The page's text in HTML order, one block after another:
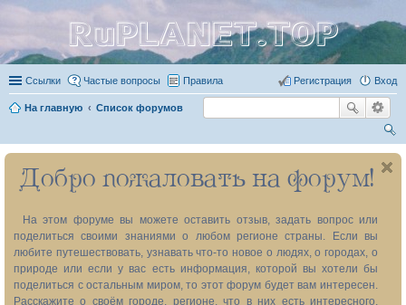
RuPLANET.TOP
Ссылки Частые вопросы Правила Вход
Регистрация
На главную Список форумов
ои
ск
Добро пожаловать на форум!
На этом форуме вы можете оставить отзыв, задать вопрос или
поделиться своими знаниями о любом регионе страны. Если вы
любите путешествовать, узнавать что-то новое о людях, о городах, о
природе или если у вас есть информация, которой вы хотели бы
поделиться с остальным миром, то этот форум будет вам интересен.
Расскажите о своём городе, регионе, что в них есть интересного,